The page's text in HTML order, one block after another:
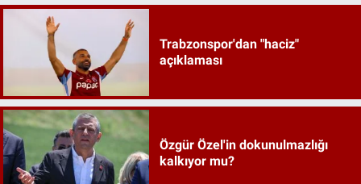
Trabzonspor'dan "haciz"
açıklaması
Özgür Özel'in dokunulmazlığı
kalkıyor mu?